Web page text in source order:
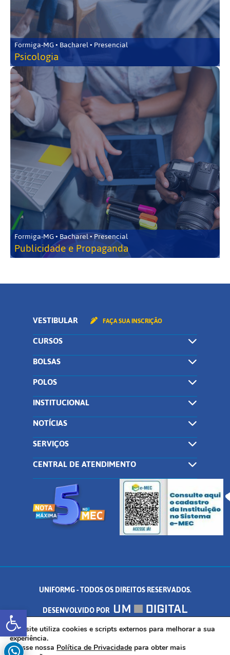
Abrir a barra de ferramentas
Formiga-MG • Bacharel • Presencial
Psicologia
Formiga-MG • Bacharel • Presencial
Publicidade e Propaganda
VESTIBULAR FAÇA SUA INSCRIÇÃO
CURSOS
BOLSAS
POLOS
INSTITUCIONAL
NOTÍCIAS
SERVIÇOS
CENTRAL DE ATENDIMENTO
UNIFORMG - TODOS OS DIREITOS RESERVADOS.
DESENVOLVIDO POR
AV. DR. ARNALDO DE SENNA, 328 - PALMEIRAS, FORMIGA/MG - CEP:
35.574.530
Este site utiliza cookies e scripts externos para melhorar a sua
experiência.
Acesse nossa Política de Privacidade para obter mais